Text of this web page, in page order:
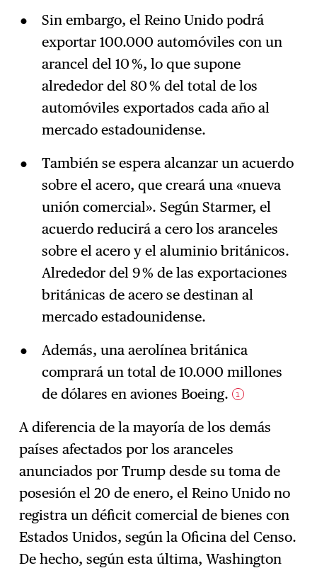
Sin embargo, el Reino Unido podrá
exportar 100.000 automóviles con un
arancel del 10 %, lo que supone
alrededor del 80 % del total de los
automóviles exportados cada año al
mercado estadounidense.
También se espera alcanzar un acuerdo
sobre el acero, que creará una «nueva
unión comercial». Según Starmer, el
acuerdo reducirá a cero los aranceles
sobre el acero y el aluminio británicos.
Alrededor del 9 % de las exportaciones
británicas de acero se destinan al
mercado estadounidense.
Además, una aerolínea británica
comprará un total de 10.000 millones
de dólares en aviones Boeing.
1
A diferencia de la mayoría de los demás
países afectados por los aranceles
anunciados por Trump desde su toma de
posesión el 20 de enero, el Reino Unido no
registra un déficit comercial de bienes con
Estados Unidos, según la Oficina del Censo.
De hecho, según esta última, Washington